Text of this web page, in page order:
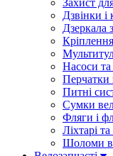
Захист
Дзвінки і
Дзеркала
Насоси
Перчатки
Питні
Сумки
Фляги і
Ліхтарі
Шоломи